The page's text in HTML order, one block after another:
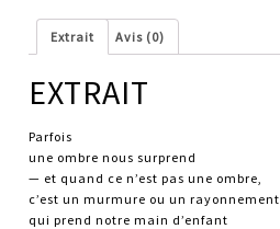
perron
des
d'ombre
Extrait Avis (0)
EXTRAIT
Parfois
une ombre nous surprend
— et quand ce n’est pas une ombre,
c’est un murmure ou un rayonnement
qui prend notre main d’enfant